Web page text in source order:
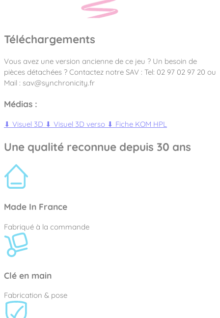
Téléchargements
Vous avez une version ancienne de ce jeu ? Un besoin de
pièces détachées ? Contactez notre SAV : Tel: 02 97 02 97 20 ou
Mail : sav@synchronicity.fr
Médias :
⬇ Visuel 3D ⬇ Visuel 3D verso ⬇ Fiche KOM HPL
Une qualité reconnue depuis 30 ans
Made In France
Fabriqué à la commande
Clé en main
Fabrication & pose